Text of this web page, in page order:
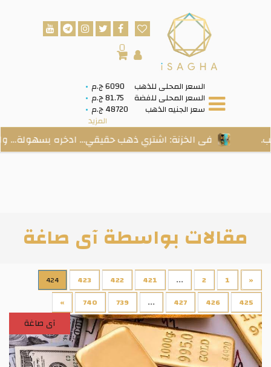
السعر المحلى للذهب 6090 ج.م
السعر المحلى للفضة 81.75 ج.م
سعر الجنيه الذهب 48720 ج.م
المزيد
0
فى الخزنة: اشتري ذهب حقيقي… ادخره بسهولة…
مقالات بواسطة آى صاغة
«
1
2
...
421
422
423
424
425
426
427
...
739
740
»
آى صاغة